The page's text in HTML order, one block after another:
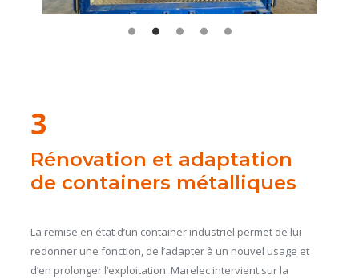
3
Rénovation et adaptation
de containers métalliques
La remise en état d’un container industriel permet de lui
redonner une fonction, de l’adapter à un nouvel usage et
d’en prolonger l’exploitation. Marelec intervient sur la